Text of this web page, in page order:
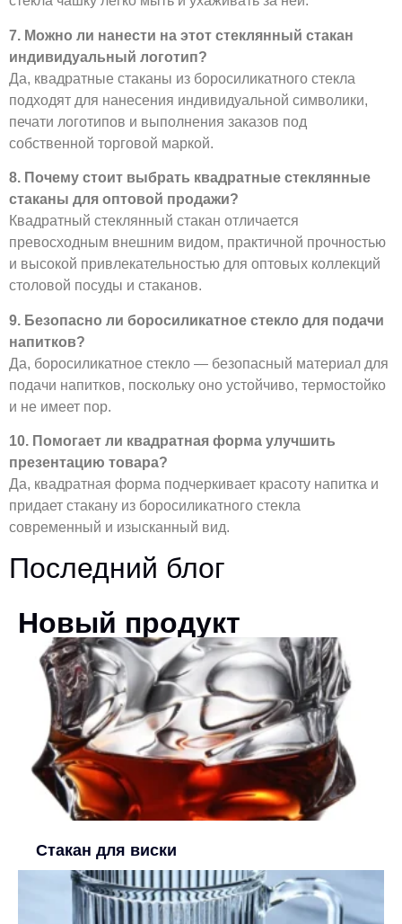
7. Можно ли нанести на этот стеклянный стакан
индивидуальный логотип?
Да, квадратные стаканы из боросиликатного стекла
подходят для нанесения индивидуальной символики,
печати логотипов и выполнения заказов под
собственной торговой маркой.
8. Почему стоит выбрать квадратные стеклянные
стаканы для оптовой продажи?
Квадратный стеклянный стакан отличается
превосходным внешним видом, практичной прочностью
и высокой привлекательностью для оптовых коллекций
столовой посуды и стаканов.
9. Безопасно ли боросиликатное стекло для подачи
напитков?
Да, боросиликатное стекло — безопасный материал для
подачи напитков, поскольку оно устойчиво, термостойко
и не имеет пор.
10. Помогает ли квадратная форма улучшить
презентацию товара?
Да, квадратная форма подчеркивает красоту напитка и
придает стакану из боросиликатного стекла
современный и изысканный вид.
Последний блог
Новый продукт
Стакан для виски